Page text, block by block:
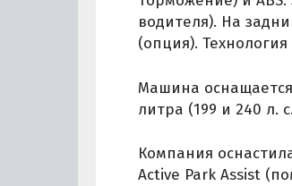
водителя). На
(опция).
Машина оснащается
литра (199 и 240 л.
Компания
Active Park Assist